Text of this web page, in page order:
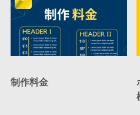
制作料金